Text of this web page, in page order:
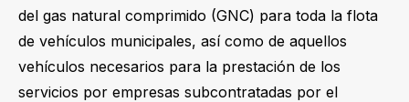
del gas natural comprimido (GNC) para toda la flota
de vehículos municipales, así como de aquellos
vehículos necesarios para la prestación de los
servicios por empresas subcontratadas por el